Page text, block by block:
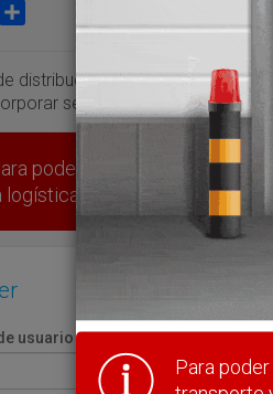
LinkedIn
distribución alimentaria, que
seis nuevas plataformas
poder seguir leyendo hay
logística en España.
usuario
Para